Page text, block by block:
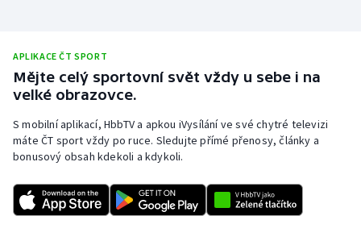
Lezení
Lyže a snowboard
Moderní pětiboj
Motorsport
APLIKACE ČT SPORT
Mějte celý sportovní svět vždy u sebe i na
velké obrazovce.
S mobilní aplikací, HbbTV a apkou iVysílání ve své chytré televizi
máte ČT sport vždy po ruce. Sledujte přímé přenosy, články a
bonusový obsah kdekoli a kdykoli.